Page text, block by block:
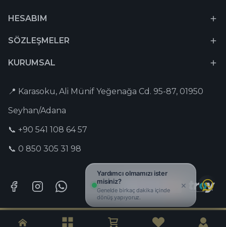
HESABIM
SÖZLEŞMELER
KURUMSAL
📍 Karasoku, Ali Münif Yeğenağa Cd. 95-87, 01950
Seyhan/Adana
📞 +90 541 108 64 57
📞 0 850 305 31 98
Tesbih-i Hazır © 2026 Tüm Hakları Saklıdır. | Captain Digital •Dijital